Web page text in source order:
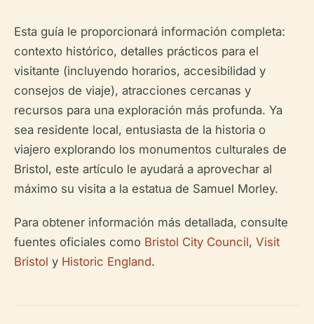
Esta guía le proporcionará información completa:
contexto histórico, detalles prácticos para el
visitante (incluyendo horarios, accesibilidad y
consejos de viaje), atracciones cercanas y
recursos para una exploración más profunda. Ya
sea residente local, entusiasta de la historia o
viajero explorando los monumentos culturales de
Bristol, este artículo le ayudará a aprovechar al
máximo su visita a la estatua de Samuel Morley.
Para obtener información más detallada, consulte
fuentes oficiales como Bristol City Council, Visit
Bristol y Historic England.